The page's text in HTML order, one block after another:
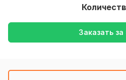
Красота и мода,
Заказать за